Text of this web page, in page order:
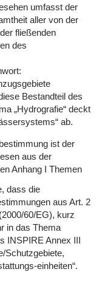
umfasst der
aller von der
fließenden
des
Bestandteil des
„Hydrografie“ deckt
ab.
ist der
aus der
Anhang I Themen
dass die
aus Art. 2
60/EG), kurz
in das Thema
INSPIRE Annex III
Schutzgebiete,
einheiten“.